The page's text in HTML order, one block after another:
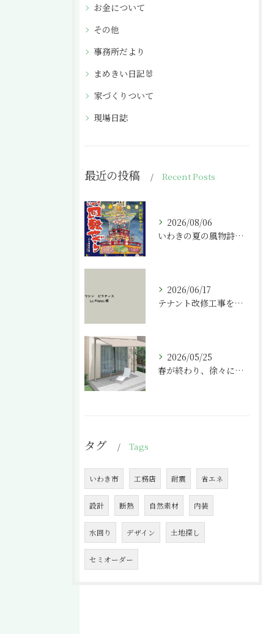
お金について
その他
事務所だより
まめきい日記🐰
家づくりついて
現場日誌
最近の投稿 Recent Posts
2026/08/06
いわきの夏の風物詩「いわき回転やぐら」
2026/06/17
テナント改修工事を請け負わせて頂きました。
2026/05/25
春が終わり、徐々に気温が上がってきましたね。
タグ Tags
いわき市 工務店 耐震 省エネ
設計 断熱 自然素材 内装
水回り デザイン 土地探し
セミオーダー